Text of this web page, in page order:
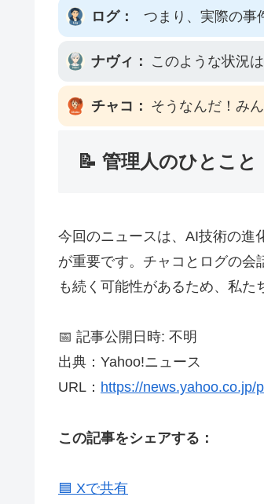
ログ： つまり、実際の事
ナヴィ： このような状況
チャコ： そうなんだ！み
📝 管理人のひとこと
今回のニュースは、AI技術の進
が重要です。チャコとログの会
も続く可能性があるため、私た
📅 記事公開日時: 不明
出典：Yahoo!ニュース
URL： https://news.yahoo.co.jp/
この記事をシェアする：
🟦 Xで共有